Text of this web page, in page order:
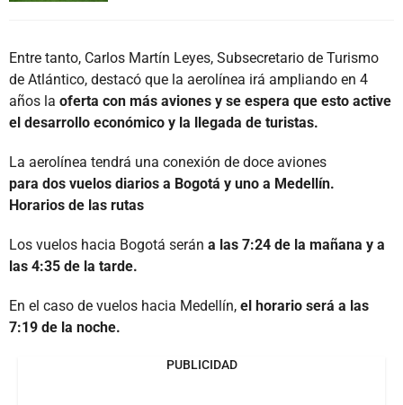
Entre tanto, Carlos Martín Leyes, Subsecretario de Turismo
de Atlántico, destacó que la aerolínea irá ampliando en 4
años la oferta con más aviones y se espera que esto active
el desarrollo económico y la llegada de turistas.
La aerolínea tendrá una conexión de doce aviones
para dos vuelos diarios a Bogotá y uno a Medellín.
Horarios de las rutas
Los vuelos hacia Bogotá serán a las 7:24 de la mañana y a
las 4:35 de la tarde.
En el caso de vuelos hacia Medellín, el horario será a las
7:19 de la noche.
PUBLICIDAD